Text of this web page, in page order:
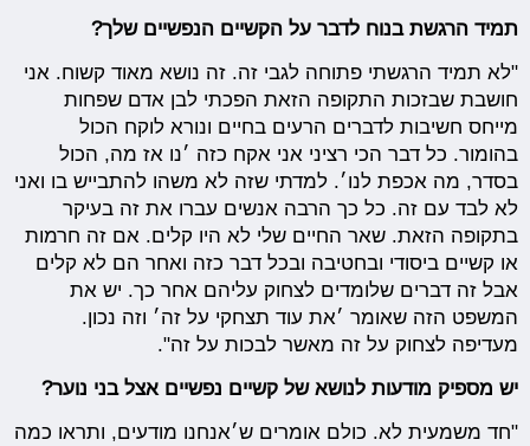
תמיד הרגשת בנוח לדבר על הקשיים הנפשיים שלך?
"לא תמיד הרגשתי פתוחה לגבי זה. זה נושא מאוד קשוח. אני
חושבת שבזכות התקופה הזאת הפכתי לבן אדם שפחות
מייחס חשיבות לדברים הרעים בחיים ונורא לוקח הכול
בהומור. כל דבר הכי רציני אני אקח כזה ׳נו אז מה, הכול
בסדר, מה אכפת לנו׳. למדתי שזה לא משהו להתבייש בו ואני
לא לבד עם זה. כל כך הרבה אנשים עברו את זה בעיקר
בתקופה הזאת. שאר החיים שלי לא היו קלים. אם זה חרמות
או קשיים ביסודי ובחטיבה ובכל דבר כזה ואחר הם לא קלים
אבל זה דברים שלומדים לצחוק עליהם אחר כך. יש את
המשפט הזה שאומר ׳את עוד תצחקי על זה׳ וזה נכון.
מעדיפה לצחוק על זה מאשר לבכות על זה".
יש מספיק מודעות לנושא של קשיים נפשיים אצל בני נוער?
"חד משמעית לא. כולם אומרים ש׳אנחנו מודעים, ותראו כמה